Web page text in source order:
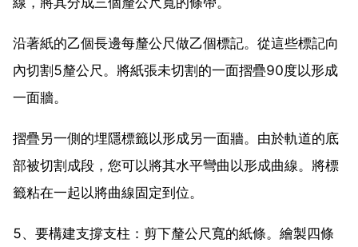
沿著紙的乙個長邊每釐公尺做乙個標記。從這些標記向
內切割5釐公尺。將紙張未切割的一面摺疊90度以形成
一面牆。
摺疊另一側的埋隱標籤以形成另一面牆。由於軌道的底
部被切割成段，您可以將其水平彎曲以形成曲線。將標
籤粘在一起以將曲線固定到位。
5、要構建支撐支柱：剪下釐公尺寬的紙條。繪製四條